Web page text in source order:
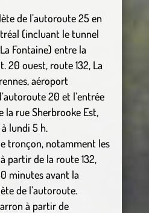
de l’autoroute 25 en
(incluant le tunnel
Fontaine) entre la
20 ouest, route 132, La
aéroport
20 et l’entrée
la rue Sherbrooke Est,
lundi 5 h.
tronçon, notamment les
partir de la route 132,
minutes avant la
de l’autoroute.
à partir de